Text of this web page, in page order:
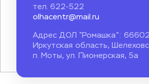
тел. 622-522
olhacentr@mail.ru
Адрес ДОЛ "Ромашка":
Иркутская область,
п. Моты, ул. Пионерская, 5а